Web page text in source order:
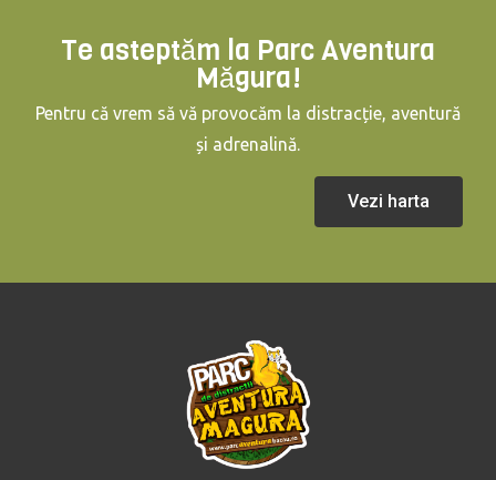
Te asteptăm la Parc Aventura
Măgura!
Pentru că vrem să vă provocăm la distracție, aventură
și adrenalină.
Vezi harta